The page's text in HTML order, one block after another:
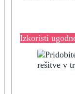
Izkoristi